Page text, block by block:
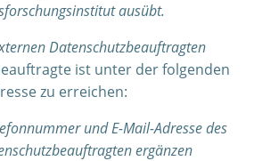
ausübt.
Datenschutzbeauftragten
ist unter der folgenden
zu erreichen:
und E-Mail-Adresse des
ergänzen